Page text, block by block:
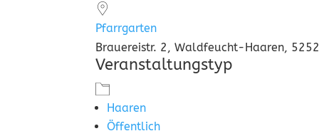
Pfarrgarten
Brauereistr. 2, Waldfeucht-Haaren,
Veranstaltungstyp
Haaren
Öffentlich